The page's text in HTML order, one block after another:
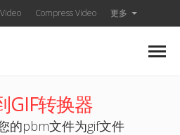
Compress Video 更多
GIF转换器
的pbm文件为gif文件